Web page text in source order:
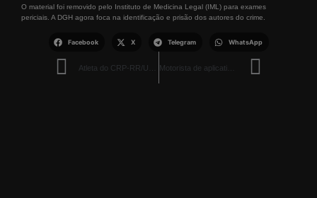
O material foi removido pelo Instituto de Medicina Legal (IML) para exames
periciais. A DGH agora foca na identificação e prisão dos autores do crime.
Facebook X Telegram WhatsApp